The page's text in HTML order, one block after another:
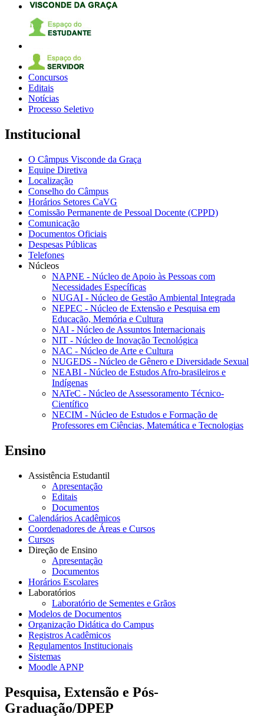
Concursos
Editais
Notícias
Processo Seletivo
Institucional
O Câmpus Visconde da Graça
Equipe Diretiva
Localização
Conselho do Câmpus
Horários Setores CaVG
Comissão Permanente de Pessoal Docente (CPPD)
Comunicação
Documentos Oficiais
Despesas Públicas
Telefones
Núcleos
NAPNE - Núcleo de Apoio às Pessoas com
Necessidades Específicas
NUGAI - Núcleo de Gestão Ambiental Integrada
NEPEC - Núcleo de Extensão e Pesquisa em
Educação, Memória e Cultura
NAI - Núcleo de Assuntos Internacionais
NIT - Núcleo de Inovação Tecnológica
NAC - Núcleo de Arte e Cultura
NUGEDS - Núcleo de Gênero e Diversidade Sexual
NEABI - Núcleo de Estudos Afro-brasileiros e
Indígenas
NATeC - Núcleo de Assessoramento Técnico-
Científico
NECIM - Núcleo de Estudos e Formação de
Professores em Ciências, Matemática e Tecnologias
Ensino
Assistência Estudantil
Apresentação
Editais
Documentos
Calendários Acadêmicos
Coordenadores de Áreas e Cursos
Cursos
Direção de Ensino
Apresentação
Documentos
Horários Escolares
Laboratórios
Laboratório de Sementes e Grãos
Modelos de Documentos
Organização Didática do Campus
Registros Acadêmicos
Regulamentos Institucionais
Sistemas
Moodle APNP
Pesquisa, Extensão e Pós-
Graduação/DPEP